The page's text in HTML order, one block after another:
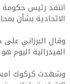
انتقد رئيس حكومة
الاتحادية بشأن
وقال البرزاني
الفيدرالية اليوم
وشهدت كركوك